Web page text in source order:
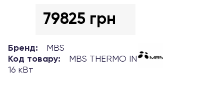
79825 грн
Бренд:
MBS
Код товару:
MBS THERMO IN
16 кВт